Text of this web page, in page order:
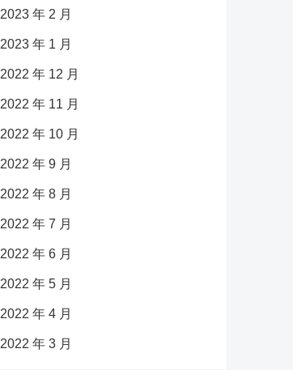
2023 年 2 月
2023 年 1 月
2022 年 12 月
2022 年 11 月
2022 年 10 月
2022 年 9 月
2022 年 8 月
2022 年 7 月
2022 年 6 月
2022 年 5 月
2022 年 4 月
2022 年 3 月